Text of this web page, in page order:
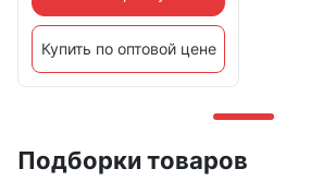
Купить по оптовой цене
Подборки товаров